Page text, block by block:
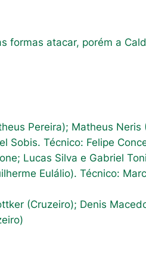
atacar, porém a
Pereira); Matheus
Sobis. Técnico: Felipe
Lucas Silva e Gabriel
Eulálio). Técnico:
(Cruzeiro); Denis